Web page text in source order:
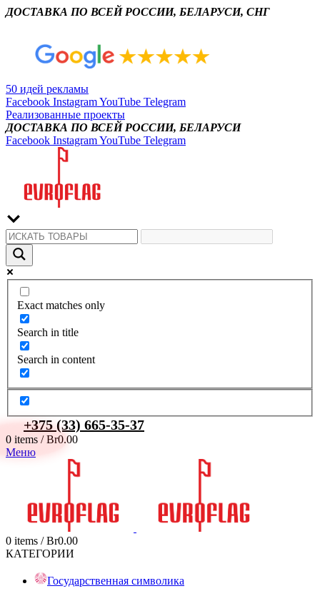
ДОСТАВКА ПО ВСЕЙ РОССИИ, БЕЛАРУСИ, СНГ
50 идей рекламы
Facebook InstagramYouTube Telegram
Реализованные проекты
ДОСТАВКА ПО ВСЕЙ РОССИИ, БЕЛАРУСИ
Facebook InstagramYouTube Telegram
Exact matches only
Search in title
Search in content
+375 (33) 665-35-37
0 items / Br0.00
Меню
0 items / Br0.00
КАТЕГОРИИ
Государственная символика